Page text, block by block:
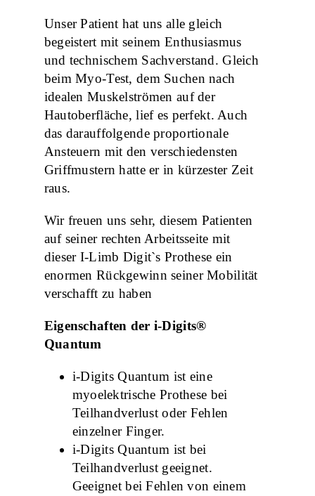
Unser Patient hat uns alle gleich
begeistert mit seinem Enthusiasmus
und technischem Sachverstand. Gleich
beim Myo-Test, dem Suchen nach
idealen Muskelströmen auf der
Hautoberfläche, lief es perfekt. Auch
das darauffolgende proportionale
Ansteuern mit den verschiedensten
Griffmustern hatte er in kürzester Zeit
raus.
Wir freuen uns sehr, diesem Patienten
auf seiner rechten Arbeitsseite mit
dieser I-Limb Digit`s Prothese ein
enormen Rückgewinn seiner Mobilität
verschafft zu haben
Eigenschaften der i-Digits®
Quantum
i-Digits Quantum ist eine
myoelektrische Prothese bei
Teilhandverlust oder Fehlen
einzelner Finger.
i-Digits Quantum ist bei
Teilhandverlust geeignet.
Geeignet bei Fehlen von einem